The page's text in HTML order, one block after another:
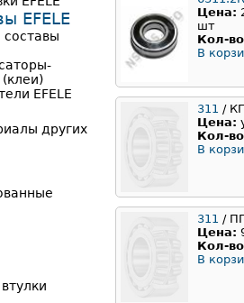
Цена:
шт
Кол-
В
311 /
Цена:
Кол-
В
311 /
Цена:
Кол-
В
EFELE
(клеи)
EFELE
других